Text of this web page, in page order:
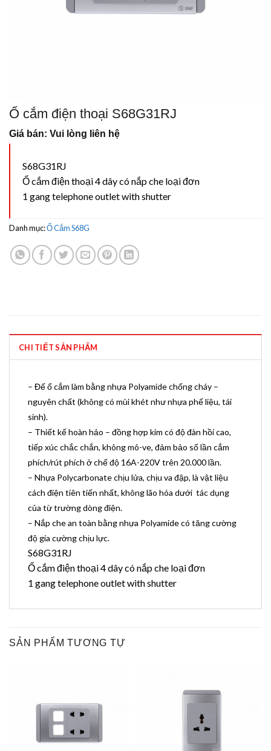
Ổ cắm điện thoại S68G31RJ
Giá bán: Vui lòng liên hệ
S68G31RJ
Ổ cắm điện thoại 4 dây có nắp che loại đơn
1 gang telephone outlet with shutter
Danh mục:Ổ Cắm S68G
CHI TIẾT SẢN PHẨM
– Đế ổ cắm làm bằng nhựa Polyamide chống cháy –
nguyên chất (không có mùi khét như nhựa phế liệu, tái
sinh).
– Thiết kế hoàn hảo – đồng hợp kim có độ đàn hồi cao,
tiếp xúc chắc chắn, không mô-ve, đảm bảo số lần cắm
phích/rút phích ở chế độ 16A-220V trên 20.000 lần.
– Nhựa Polycarbonate chịu lửa, chịu va đập, là vật liệu
cách điện tiên tiến nhất, không lão hóa dưới tác dụng
của từ trường dòng điện.
– Nắp che an toàn bằng nhựa Polyamide có tăng cường
độ gia cường chịu lực.
S68G31RJ
Ổ cắm điện thoại 4 dây có nắp che loại đơn
1 gang telephone outlet with shutter
SẢN PHẨM TƯƠNG TỰ